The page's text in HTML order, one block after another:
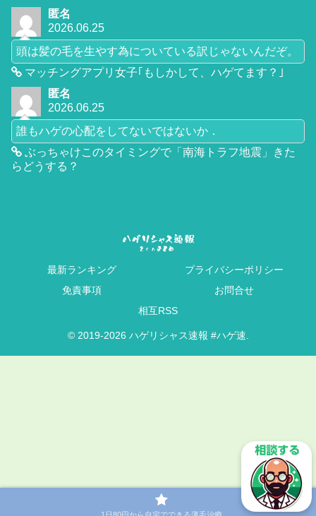
匿名
2026.06.25
頭は髪の毛を生やす為についている訳じゃないんだぞ。
マッチングアプリ女子｢もしかして、ハゲてます？｣
匿名
2026.06.25
誰もハゲの心配をしてないではないか．
ぶっちゃけこのタイミングで「南海トラフ地震」きた
らどうする？
最新ランキング
プライバシーポリシー
免責事項
お問合せ
相互RSS
© 2019-2026 ハゲリシャス速報 #ハゲ速.
1日80円から自宅でできる薄毛治療